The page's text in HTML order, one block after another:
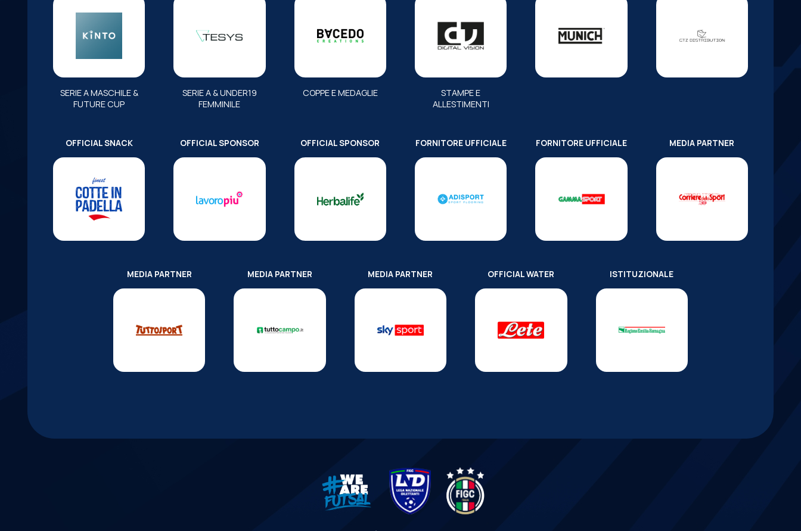
SERIE A MASCHILE &
FUTURE CUP
SERIE A & UNDER19
FEMMINILE
COPPE E MEDAGLIE
STAMPE E
ALLESTIMENTI
OFFICIAL SNACK OFFICIAL SPONSOR OFFICIAL SPONSOR FORNITORE UFFICIALE FORNITORE UFFICIALE MEDIA PARTNER
MEDIA PARTNER MEDIA PARTNER MEDIA PARTNER OFFICIAL WATER ISTITUZIONALE